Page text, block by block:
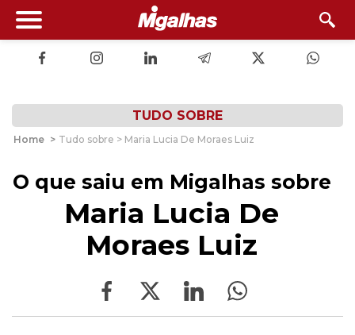
TUDO SOBRE
Home > Tudo sobre > Maria Lucia De Moraes Luiz
O que saiu em Migalhas sobre
Maria Lucia De
Moraes Luiz